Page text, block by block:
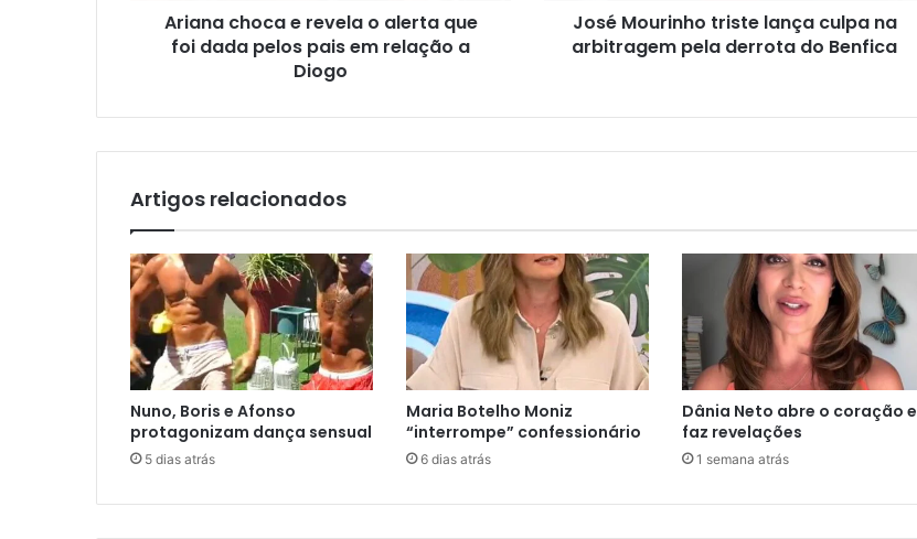
Ariana choca e revela o alerta que
foi dada pelos pais em relação a
Diogo
José Mourinho triste lança culpa na
arbitragem pela derrota do Benfica
Artigos relacionados
Nuno, Boris e Afonso
protagonizam dança sensual
5 dias atrás
Maria Botelho Moniz
“interrompe” confessionário
6 dias atrás
Dânia Neto abre o coração e
faz revelações
1 semana atrás